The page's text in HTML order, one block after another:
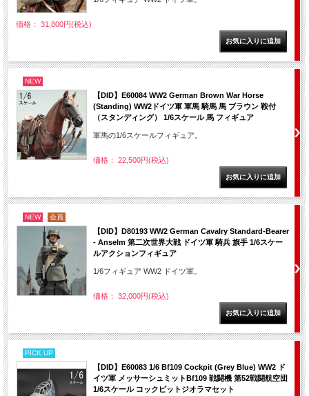
価格： 31,800円(税込)
NEW
【DID】E60084 WW2 German Brown War Horse
(Standing) WW2ドイツ軍 軍馬 騎馬 馬 ブラウン 鞍付
（スタンディング） 1/6スケール 馬 フィギュア
軍馬の1/6スケールフィギュア。
価格： 22,500円(税込)
NEW 会員
【DID】D80193 WW2 German Cavalry Standard-Bearer
- Anselm 第二次世界大戦 ドイツ軍 騎兵 旗手 1/6スケー
ルアクションフィギュア
1/6フィギュア WW2 ドイツ軍。
価格： 32,000円(税込)
PICK UP
【DID】E60083 1/6 Bf109 Cockpit (Grey Blue) WW2 ド
イツ軍 メッサーシュミットBf109 戦闘機 第52戦闘航空団
1/6スケール コックピットジオラマセット